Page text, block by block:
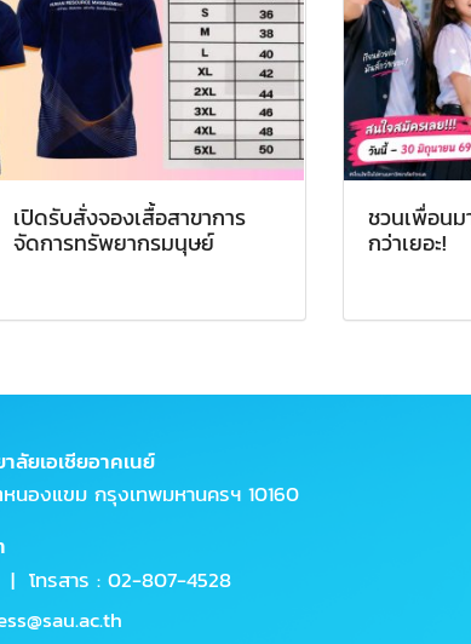
เปิดรับสั่งจองเสื้อสาขาการ
จัดการทรัพยากรมนุษย์
ชวนเพื่อน
กว่าเยอะ!
ยเอเชียอาคเนย์
นองแขม กรุงเทพมหานครฯ 10160
โทรสาร : 02-807-4528